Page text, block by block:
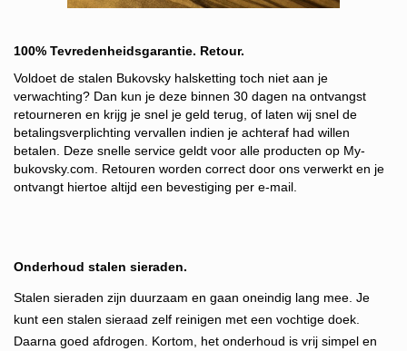
100% Tevredenheidsgarantie. Retour.
Voldoet de stalen Bukovsky halsketting toch niet aan je
verwachting? Dan kun je deze binnen 30 dagen na ontvangst
retourneren en krijg je snel je geld terug, of laten wij snel de
betalingsverplichting vervallen indien je achteraf had willen
betalen. Deze snelle service geldt voor alle producten op My-
bukovsky.com. Retouren worden correct door ons verwerkt en je
ontvangt hiertoe altijd een bevestiging per e-mail.
Onderhoud stalen sieraden.
Stalen sieraden zijn duurzaam en gaan oneindig lang mee. Je
kunt een stalen sieraad zelf reinigen met een vochtige doek.
Daarna goed afdrogen. Kortom, het onderhoud is vrij simpel en